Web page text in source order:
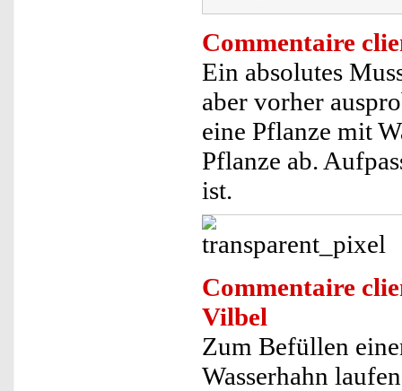
Commentaire
Ein absolutes
aber vorher
eine Pflanze mit
Pflanze ab.
ist.
Commentaire
Vilbel
Zum Befüllen
Wasserhahn